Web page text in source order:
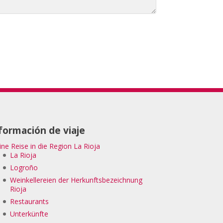
de viaje
Reise in die Region La Rioja
La Rioja
Logroño
Weinkellereien der Herkunftsbezeichnung
Rioja
Restaurants
Unterkünfte